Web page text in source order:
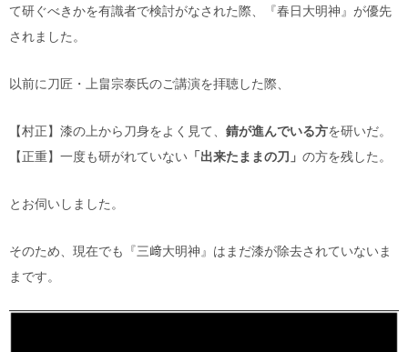
て研ぐべきかを有識者で検討がなされた際、『春日大明神』が優先
されました。
以前に刀匠・上畠宗泰氏のご講演を拝聴した際、
【村正】漆の上から刀身をよく見て、 錆が進んでいる方を研いだ。
【正重】一度も研がれていない 「出来たままの刀」 の方を残した。
とお伺いしました。
そのため、現在でも『三﨑大明神』はまだ漆が除去されていないま
まです。